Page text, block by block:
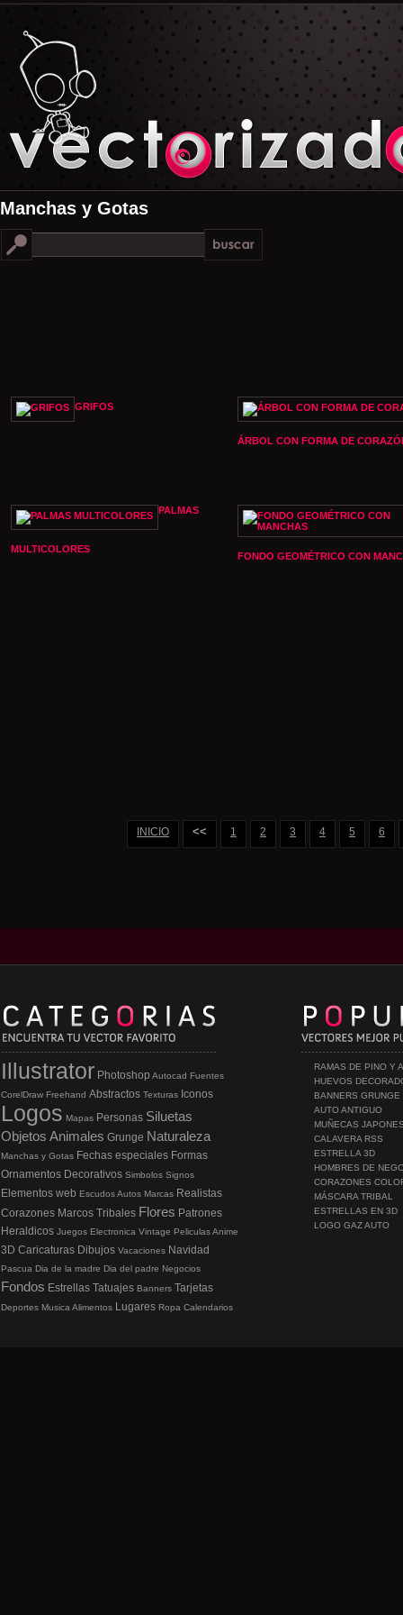
Manchas y Gotas
GRIFOS
ÁRBOL CON FORMA DE
PALMAS
MULTICOLORES
FONDO GEOMÉTRICO CON
INICIO << 1 2 3 4 5 6
RAMAS DE PINO Y
HUEVOS
BANNERS GRUNGE
AUTO ANTIGUO
MUÑECAS
CALAVERA RSS
ESTRELLA 3D
HOMBRES DE
CORAZONES
MÁSCARA TRIBAL
ESTRELLAS EN 3D
LOGO GAZ AUTO
Illustrator Photoshop Autocad Fuentes
CorelDraw Freehand Abstractos Texturas Iconos
Logos Mapas Personas Siluetas
Objetos Animales Grunge Naturaleza
Manchas y Gotas Fechas especiales Formas
Ornamentos Decorativos Simbolos Signos
Elementos web EscudosAutos Marcas Realistas
Corazones Marcos Tribales Flores Patrones
Heraldicos Juegos Electronica Vintage PeliculasAnime
3D Caricaturas Dibujos Vacaciones Navidad
Pascua Dia de la madre Dia del padre Negocios
Fondos Estrellas Tatuajes Banners Tarjetas
Deportes Musica Alimentos Lugares Ropa Calendarios